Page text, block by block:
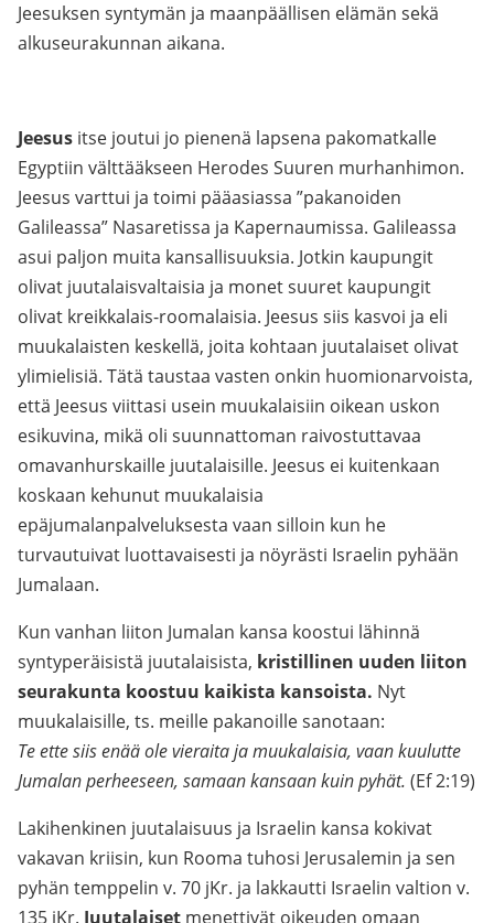
Jeesuksen syntymän ja maanpäällisen elämän sekä
alkuseurakunnan aikana.
Jeesus itse joutui jo pienenä lapsena pakomatkalle
Egyptiin välttääkseen Herodes Suuren murhanhimon.
Jeesus varttui ja toimi pääasiassa ”pakanoiden
Galileassa” Nasaretissa ja Kapernaumissa. Galileassa
asui paljon muita kansallisuuksia. Jotkin kaupungit
olivat juutalaisvaltaisia ja monet suuret kaupungit
olivat kreikkalais-roomalaisia. Jeesus siis kasvoi ja eli
muukalaisten keskellä, joita kohtaan juutalaiset olivat
ylimielisiä. Tätä taustaa vasten onkin huomionarvoista,
että Jeesus viittasi usein muukalaisiin oikean uskon
esikuvina, mikä oli suunnattoman raivostuttavaa
omavanhurskaille juutalaisille. Jeesus ei kuitenkaan
koskaan kehunut muukalaisia
epäjumalanpalveluksesta vaan silloin kun he
turvautuivat luottavaisesti ja nöyrästi Israelin pyhään
Jumalaan.
Kun vanhan liiton Jumalan kansa koostui lähinnä
syntyperäisistä juutalaisista, kristillinen uuden liiton
seurakunta koostuu kaikista kansoista. Nyt
muukalaisille, ts. meille pakanoille sanotaan:
Te ette siis enää ole vieraita ja muukalaisia, vaan kuulutte
Jumalan perheeseen, samaan kansaan kuin pyhät. (Ef 2:19)
Lakihenkinen juutalaisuus ja Israelin kansa kokivat
vakavan kriisin, kun Rooma tuhosi Jerusalemin ja sen
pyhän temppelin v. 70 jKr. ja lakkautti Israelin valtion v.
135 jKr. Juutalaiset menettivät oikeuden omaan